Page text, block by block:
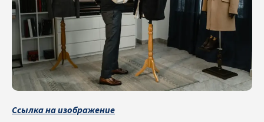
Ссылка на изображение